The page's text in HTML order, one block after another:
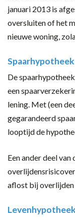
januari 2013 is
oversluiten of het
nieuwe woning,
Spaarhypotheek
De
een
lening. Met (een
gegarandeerd
looptijd de
Een ander deel
aflost bij overlijden